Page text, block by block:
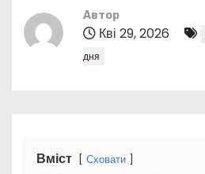
Автор
Кві 29, 2026
дня
Вміст Сховати